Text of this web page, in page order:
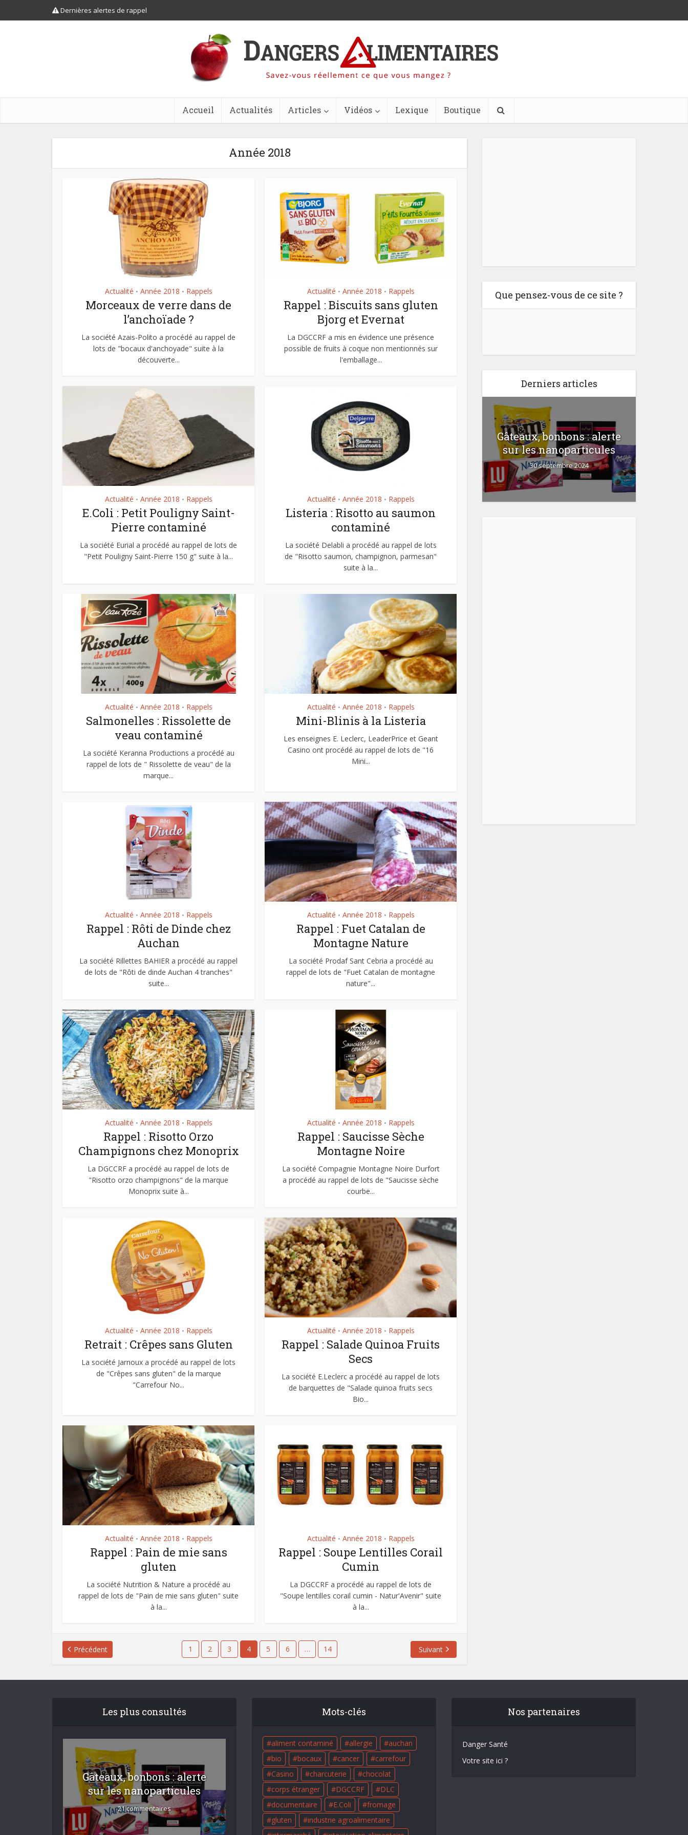
Dernières alertes de rappel
Accueil Actualités Articles Vidéos Lexique Boutique
Année 2018
Actualité • Année 2018 • Rappels
Morceaux de verre dans de
l’anchoïade ?
La société Azais-Polito a procédé au rappel de
lots de "bocaux d'anchoyade" suite à la
découverte...
Actualité • Année 2018 • Rappels
Rappel : Biscuits sans gluten
Bjorg et Evernat
La DGCCRF a mis en évidence une présence
possible de fruits à coque non mentionnés sur
l'emballage...
Actualité • Année 2018 • Rappels
E.Coli : Petit Pouligny Saint-
Pierre contaminé
La société Eurial a procédé au rappel de lots de
"Petit Pouligny Saint-Pierre 150 g" suite à la...
Actualité • Année 2018 • Rappels
Listeria : Risotto au saumon
contaminé
La société Delabli a procédé au rappel de lots
de "Risotto saumon, champignon, parmesan"
suite à la...
Actualité • Année 2018 • Rappels
Salmonelles : Rissolette de
veau contaminé
La société Keranna Productions a procédé au
rappel de lots de " Rissolette de veau" de la
marque...
Actualité • Année 2018 • Rappels
Mini-Blinis à la Listeria
Les enseignes E. Leclerc, LeaderPrice et Geant
Casino ont procédé au rappel de lots de "16
Mini...
Actualité • Année 2018 • Rappels
Rappel : Rôti de Dinde chez
Auchan
La société Rillettes BAHIER a procédé au rappel
de lots de "Rôti de dinde Auchan 4 tranches"
suite...
Actualité • Année 2018 • Rappels
Rappel : Fuet Catalan de
Montagne Nature
La société Prodaf Sant Cebria a procédé au
rappel de lots de "Fuet Catalan de montagne
nature"...
Actualité • Année 2018 • Rappels
Rappel : Risotto Orzo
Champignons chez Monoprix
La DGCCRF a procédé au rappel de lots de
"Risotto orzo champignons" de la marque
Monoprix suite à...
Actualité • Année 2018 • Rappels
Rappel : Saucisse Sèche
Montagne Noire
La société Compagnie Montagne Noire Durfort
a procédé au rappel de lots de "Saucisse sèche
courbe...
Actualité • Année 2018 • Rappels
Retrait : Crêpes sans Gluten
La société Jarnoux a procédé au rappel de lots
de "Crêpes sans gluten" de la marque
"Carrefour No...
Actualité • Année 2018 • Rappels
Rappel : Salade Quinoa Fruits
Secs
La société E.Leclerc a procédé au rappel de lots
de barquettes de "Salade quinoa fruits secs
Bio...
Actualité • Année 2018 • Rappels
Rappel : Pain de mie sans
gluten
La société Nutrition & Nature a procédé au
rappel de lots de "Pain de mie sans gluten" suite
à la...
Actualité • Année 2018 • Rappels
Rappel : Soupe Lentilles Corail
Cumin
La DGCCRF a procédé au rappel de lots de
"Soupe lentilles corail cumin - Natur'Avenir" suite
à la...
Précédent 1 2 3 4 5 6 … 14 Suivant
Que pensez-vous de ce site ?
Derniers articles
Le plastique, pas si
fantastique !
2 octobre 2023
Comment manger
sainement pendant la
pause déjeuner ?
Gâteaux, bonbons : alerte
sur les nanoparticules
30 septembre 2024
Les plus consultés
Gâteaux, bonbons : alerte
sur les nanoparticules
21 commentaires
Mots-clés
aliment contaminé allergie
auchan
bio
bocaux cancer
carrefour
Casino
charcuterie
chocolat
corps étranger
DGCCRF
DLC
documentaire
E.Coli
fromage
gluten
industrie agroalimentaire
Nos partenaires
Danger Santé
Votre site ici ?